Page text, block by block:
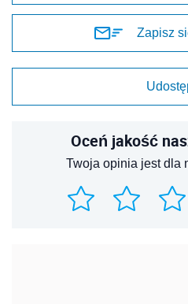
Zapisz
Oceń jakość
Twoja opinia jest dla